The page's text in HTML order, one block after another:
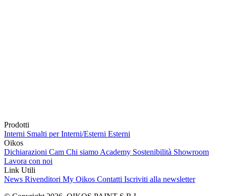
Prodotti
Interni Smalti per Interni/Esterni Esterni
Oikos
Dichiarazioni Cam Chi siamo Academy Sostenibilità Showroom
Lavora con noi
Link Utili
News Rivenditori My Oikos Contatti Iscriviti alla newsletter